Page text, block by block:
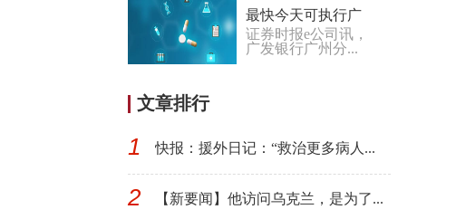
最快今天可执行广
州“认房不认贷”政策
证券时报e公司讯，
广发银行广州分...
文章排行
1 快报：援外日记：“救治更多病人...
2 【新要闻】他访问乌克兰，是为了...